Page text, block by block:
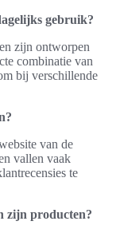
gebruik?
zijn ontworpen
combinatie van
bij verschillende
van de
vallen vaak
te
zijn producten?